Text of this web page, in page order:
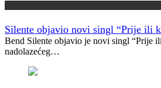
Silente objavio novi singl “Prije ili
Bend Silente objavio je novi singl “Prije
nadolazećeg…